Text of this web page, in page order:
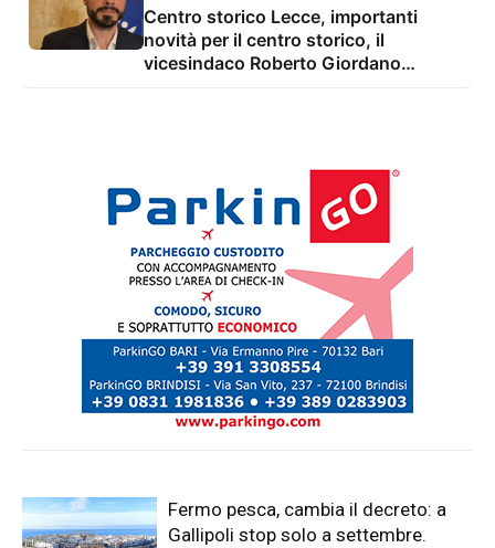
Centro storico Lecce, importanti
novità per il centro storico, il
vicesindaco Roberto Giordano
Fermo pesca, cambia il decreto: a
Gallipoli stop solo a settembre.